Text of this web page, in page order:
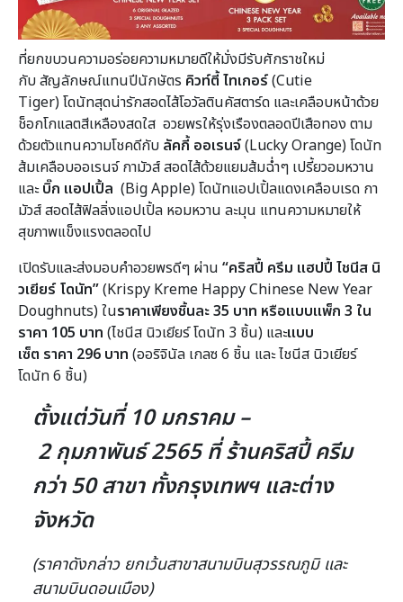
ที่ยกขบวนความอร่อยความหมายดีให้มั่งมีรับศักราชใหม่
กับ สัญลักษณ์แทนปีนักษัตร คิวท์ตี้ ไทเกอร์(Cutie
Tiger) โดนัทสุดน่ารักสอดไส้โอวัลตินคัสตาร์ด และเคลือบหน้าด้วย
ช็อกโกแลตสีเหลืองสดใส อวยพรให้รุ่งเรืองตลอดปีเสือทอง ตาม
ด้วยตัวแทนความโชคดีกับ ลัคกี้ ออเรนจ์(Lucky Orange) โดนัท
ส้มเคลือบออเรนจ์ กามัวส์ สอดไส้ด้วยแยมส้มฉ่ำๆ เปรี้ยวอมหวาน
และบิ๊ก แอปเปิ้ล (Big Apple) โดนัทแอปเปิ้ลแดงเคลือบเรด กา
มัวส์ สอดไส้ฟิลลิ่งแอปเปิ้ล หอมหวาน ละมุน แทนความหมายให้
สุขภาพแข็งแรงตลอดไป
เปิดรับและส่งมอบคำอวยพรดีๆ ผ่าน “คริสปี้ ครีม แฮปปี้ ไชนีส นิ
วเยียร์ โดนัท”(Krispy Kreme Happy Chinese New Year
Doughnuts) ในราคาเพียงชิ้นละ 35 บาท หรือแบบแพ็ก 3 ใน
ราคา 105 บาท (ไชนีส นิวเยียร์ โดนัท 3 ชิ้น) และแบบ
เซ็ต ราคา 296 บาท (ออริจินัล เกลซ 6 ชิ้น และ ไชนีส นิวเยียร์
โดนัท 6 ชิ้น)
ตั้งแต่วันที่ 10 มกราคม –
2 กุมภาพันธ์ 2565 ที่ ร้านคริสปี้ ครีม
กว่า 50 สาขา ทั้งกรุงเทพฯ และต่าง
จังหวัด
(ราคาดังกล่าว ยกเว้นสาขาสนามบินสุวรรณภูมิ และ
สนามบินดอนเมือง)